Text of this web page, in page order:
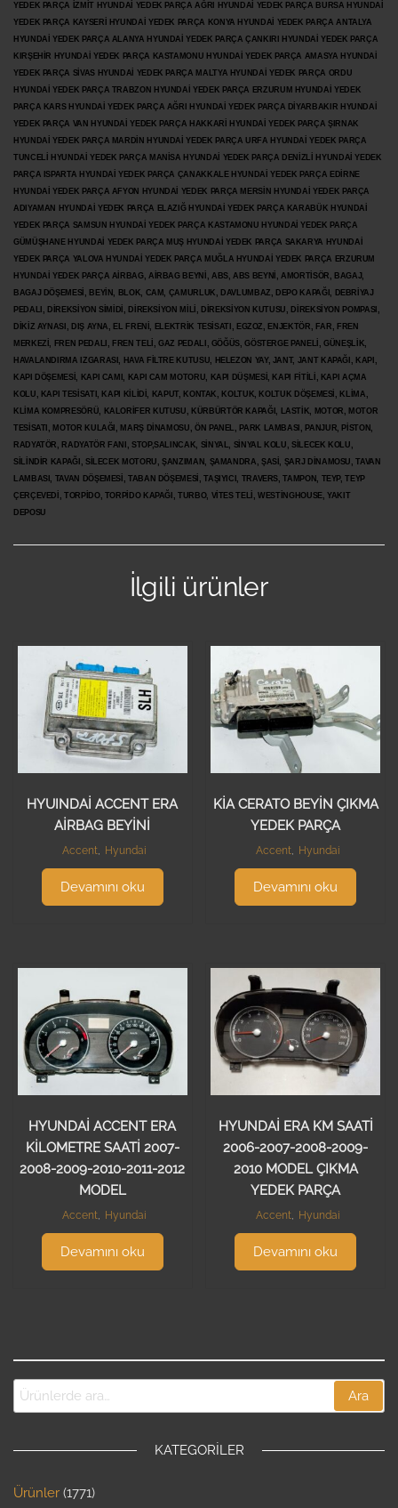
YEDEK PARÇA İZMİT HYUNDAİ YEDEK PARÇA AĞRI HYUNDAİ YEDEK PARÇA BURSA HYUNDAİ
YEDEK PARÇA KAYSERİ HYUNDAİ YEDEK PARÇA KONYA HYUNDAİ YEDEK PARÇA ANTALYA
HYUNDAİ YEDEK PARÇA ALANYA HYUNDAİ YEDEK PARÇA ÇANKIRI HYUNDAİ YEDEK PARÇA
KIRŞEHİR HYUNDAİ YEDEK PARÇA KASTAMONU HYUNDAİ YEDEK PARÇA AMASYA HYUNDAİ
YEDEK PARÇA SİVAS HYUNDAİ YEDEK PARÇA MALTYA HYUNDAİ YEDEK PARÇA ORDU
HYUNDAİ YEDEK PARÇA TRABZON HYUNDAİ YEDEK PARÇA ERZURUM HYUNDAİ YEDEK
PARÇA KARS HYUNDAİ YEDEK PARÇA AĞRI HYUNDAİ YEDEK PARÇA DİYARBAKIR HYUNDAİ
YEDEK PARÇA VAN HYUNDAİ YEDEK PARÇA HAKKARİ HYUNDAİ YEDEK PARÇA ŞIRNAK
HYUNDAİ YEDEK PARÇA MARDİN HYUNDAİ YEDEK PARÇA URFA HYUNDAİ YEDEK PARÇA
TUNCELİ HYUNDAİ YEDEK PARÇA MANİSA HYUNDAİ YEDEK PARÇA DENİZLİ HYUNDAİ YEDEK
PARÇA ISPARTA HYUNDAİ YEDEK PARÇA ÇANAKKALE HYUNDAİ YEDEK PARÇA EDİRNE
HYUNDAİ YEDEK PARÇA AFYON HYUNDAİ YEDEK PARÇA MERSİN HYUNDAİ YEDEK PARÇA
ADIYAMAN HYUNDAİ YEDEK PARÇA ELAZIĞ HYUNDAİ YEDEK PARÇA KARABÜK HYUNDAİ
YEDEK PARÇA SAMSUN HYUNDAİ YEDEK PARÇA KASTAMONU HYUNDAİ YEDEK PARÇA
GÜMÜŞHANE HYUNDAİ YEDEK PARÇA MUŞ HYUNDAİ YEDEK PARÇA SAKARYA HYUNDAİ
YEDEK PARÇA YALOVA HYUNDAİ YEDEK PARÇA MUĞLA HYUNDAİ YEDEK PARÇA ERZURUM
HYUNDAİ YEDEK PARÇA AİRBAG, AİRBAG BEYNİ, ABS, ABS BEYNİ, AMORTİSÖR, BAGAJ,
BAGAJ DÖŞEMESİ, BEYİN, BLOK, CAM, ÇAMURLUK, DAVLUMBAZ, DEPO KAPAĞI, DEBRİYAJ
PEDALI, DİREKSİYON SİMİDİ, DİREKSİYON MİLİ, DİREKSİYON KUTUSU, DİREKSİYON POMPASI,
DİKİZ AYNASI, DIŞ AYNA, EL FRENİ, ELEKTRİK TESİSATI, EGZOZ, ENJEKTÖR, FAR, FREN
MERKEZİ, FREN PEDALI, FREN TELİ, GAZ PEDALI, GÖĞÜS, GÖSTERGE PANELİ, GÜNEŞLİK,
HAVALANDIRMA IZGARASI, HAVA FİLTRE KUTUSU, HELEZON YAY, JANT, JANT KAPAĞI, KAPI,
KAPI DÖŞEMESİ, KAPI CAMI, KAPI CAM MOTORU, KAPI DÜŞMESİ, KAPI FİTİLİ, KAPI AÇMA
KOLU, KAPI TESİSATI, KAPI KİLİDİ, KAPUT, KONTAK, KOLTUK, KOLTUK DÖŞEMESİ, KLİMA,
KLİMA KOMPRESÖRÜ, KALORİFER KUTUSU, KÜRBÜRTÖR KAPAĞI, LASTİK, MOTOR, MOTOR
TESİSATI, MOTOR KULAĞI, MARŞ DİNAMOSU, ÖN PANEL, PARK LAMBASI, PANJUR, PİSTON,
RADYATÖR, RADYATÖR FANI, STOP,SALINCAK, SİNYAL, SİNYAL KOLU, SİLECEK KOLU,
SİLİNDİR KAPAĞI, SİLECEK MOTORU, ŞANZIMAN, ŞAMANDRA, ŞASİ, ŞARJ DİNAMOSU, TAVAN
LAMBASI, TAVAN DÖŞEMESİ, TABAN DÖŞEMESİ, TAŞIYICI, TRAVERS, TAMPON, TEYP, TEYP
ÇERÇEVEDİ, TORPİDO, TORPİDO KAPAĞI, TURBO, VİTES TELİ, WESTİNGHOUSE, YAKIT
DEPOSU
İlgili ürünler
HYUINDAİ ACCENT ERA
AİRBAG BEYİNİ
Accent, Hyundai
Devamını oku
KİA CERATO BEYİN ÇIKMA
YEDEK PARÇA
Accent, Hyundai
Devamını oku
HYUNDAİ ACCENT ERA
KİLOMETRE SAATİ 2007-
2008-2009-2010-2011-2012
MODEL
Accent, Hyundai
Devamını oku
HYUNDAİ ERA KM SAATİ
2006-2007-2008-2009-
2010 MODEL ÇIKMA
YEDEK PARÇA
Accent, Hyundai
Devamını oku
Ara
KATEGORILER
Ürünler 1771